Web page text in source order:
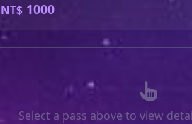
NT$ 1000
Select a pass above to view